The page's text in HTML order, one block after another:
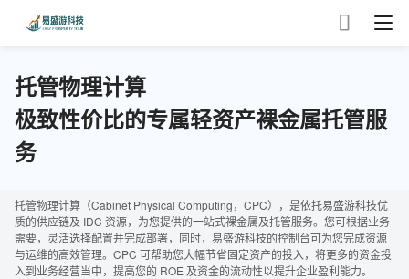

托管物理计算
极致性价比的专属轻资产裸金属托管服
务
托管物理计算（Cabinet Physical Computing，CPC），是依托易盛游科技优
质的供应链及 IDC 资源，为您提供的一站式裸金属及托管服务。您可根据业务
需要，灵活选择配置并完成部署，同时，易盛游科技的控制台可为您完成资源
与运维的高效管理。CPC 可帮助您大幅节省固定资产的投入，将更多的资金投
入到业务经营当中，提高您的 ROE 及资金的流动性以提升企业盈利能力。